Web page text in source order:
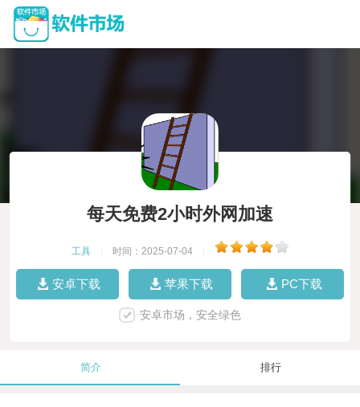
每天免费2小时外网加速
工具 时间：2025-07-04
安卓下载 苹果下载 PC下载
安卓市场，安全绿色
简介 排行